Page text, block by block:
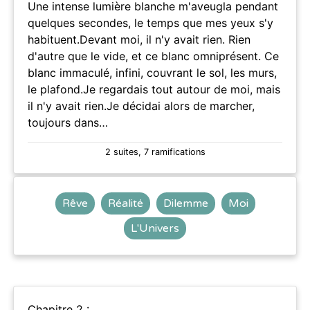
Une intense lumière blanche m'aveugla pendant
quelques secondes, le temps que mes yeux s'y
habituent.Devant moi, il n'y avait rien. Rien
d'autre que le vide, et ce blanc omniprésent. Ce
blanc immaculé, infini, couvrant le sol, les murs,
le plafond.Je regardais tout autour de moi, mais
il n'y avait rien.Je décidai alors de marcher,
toujours dans…
2 suites, 7 ramifications
Rêve Réalité Dilemme
Moi
L'Univers